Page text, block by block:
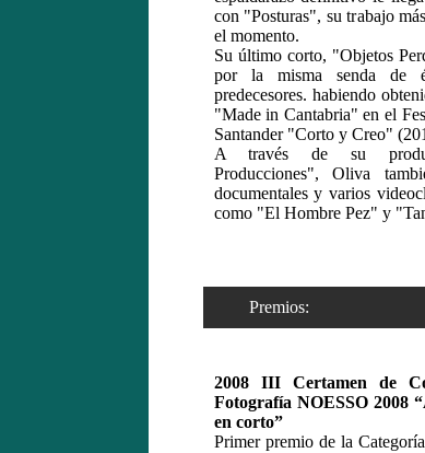
con "Posturas", su trabajo
el momento.
Su último corto, "Objetos
por la misma senda de
predecesores. habiendo
"Made in Cantabria" en el
Santander "Corto y Creo"
A través de su
Producciones", Oliva
documentales y varios
como "El Hombre Pez" y
Premios:
2008 III Certamen de
Fotografía NOESSO 2008
en corto”
Primer premio de la